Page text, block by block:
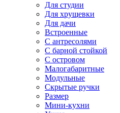
Для студии
Для хрущевки
Для дачи
Встроенные
С антресолями
С барной стойкой
С островом
Малогабаритные
Модульные
Скрытые ручки
Размер
Мини-кухни